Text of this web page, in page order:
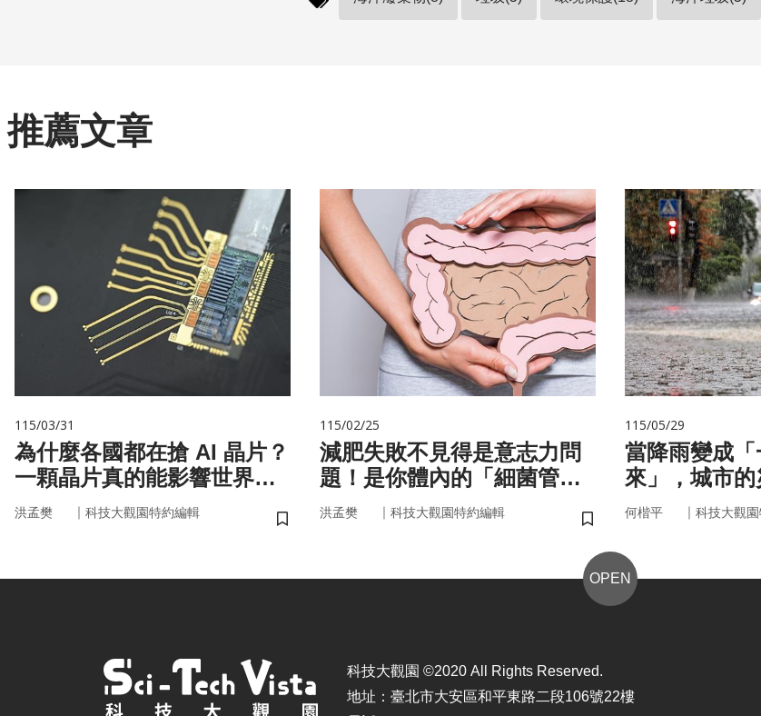
推薦文章
115/03/31
為什麼各國都在搶 AI 晶片？
一顆晶片真的能影響世界
嗎？
洪孟樊 ｜ 科技大觀園特約編輯
儲存書籤
115/02/25
減肥失敗不見得是意志力問
題！是你體內的「細菌管
家」在幫你囤油
洪孟樊 ｜ 科技大觀園特約編輯
儲存書籤
115/05/29
當降雨變成
來」，城市
即時應變？
何楷平 ｜ 科技大觀
OPEN
科技大觀園 ©2020 All Rights Reserved.
地址：臺北市大安區和平東路二段106號22樓